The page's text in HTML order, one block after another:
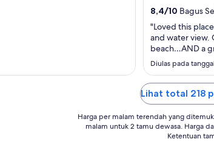
8,4/10 Bagus
"Loved this
and water view.
beach…AND a
Diulas pada
Lihat total 218
Harga per malam terendah yang
malam untuk 2 tamu dewasa. Harga
Ketentuan